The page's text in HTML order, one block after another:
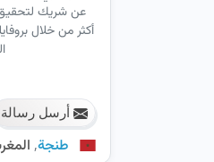
عن شريك
أكثر من خلال
أرسل رسالة
طنجة,